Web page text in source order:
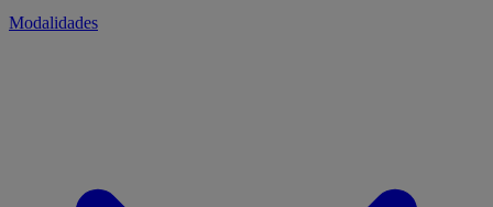
Modalidades